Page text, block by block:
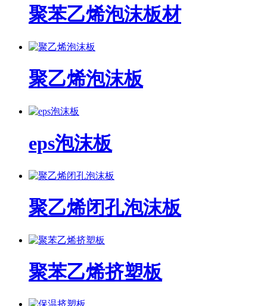
聚苯乙烯泡沫板材
聚乙烯泡沫板
eps泡沫板
聚乙烯闭孔泡沫板
聚苯乙烯挤塑板